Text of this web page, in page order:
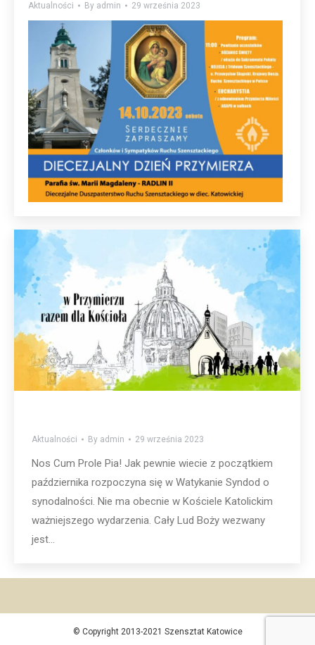
Aktualności By admin 29 września 2023
Aktualności By admin 29 września 2023
Nos Cum Prole Pia! Jak pewnie wiecie z początkiem
października rozpoczyna się w Watykanie Syndod o
synodalności. Nie ma obecnie w Kościele Katolickim
ważniejszego wydarzenia. Cały Lud Boży wezwany
jest…
© Copyright 2013-2021 Szensztat Katowice